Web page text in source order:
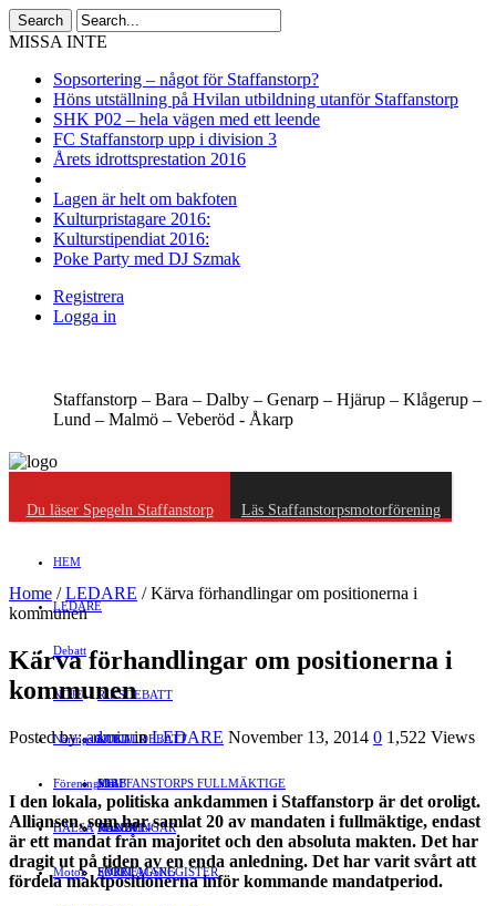
MISSA INTE
Sopsortering – något för Staffanstorp?
Höns utställning på Hvilan utbildning utanför Staffanstorp
SHK P02 – hela vägen med ett leende
FC Staffanstorp upp i division 3
Årets idrottsprestation 2016
Lagen är helt om bakfoten
Kulturpristagare 2016:
Kulturstipendiat 2016:
Poke Party med DJ Szmak
Registrera
Logga in
Staffanstorp – Bara – Dalby – Genarp – Hjärup – Klågerup –
Lund – Malmö – Veberöd - Åkarp
Du läser Spegeln Staffanstorp Läs Staffanstorpsmotorförening
HEM
LEDARE
Debatt
RIKSDEBATT
LOKALDEBATT
STAFFANSTORPS FULLMÄKTIGE
VAL 2014
NÖJE
KULTUR
Mat
RESOR
EVENEMANG
Näringsliv
JOBB
HANDEL
FÖRETAGSREGISTER
Föreningsliv
FÖRENINGAR
SPORT
HÄLSA
Motor
Home /LEDARE /Kärva förhandlingar om positionerna i
kommunen
Kärva förhandlingar om positionerna i
kommunen
Posted by:admininLEDARE November 13, 2014 0 1,522 Views
I den lokala, politiska ankdammen i Staffanstorp är det oroligt.
Alliansen, som har samlat 20 av mandaten i full­mäktige, endast
är ett mandat från majoritet och den absoluta makten. Det har
dragit ut på tiden av en enda anledning. Det har varit svårt att
för­dela maktpositionerna inför kommande mandatperiod.